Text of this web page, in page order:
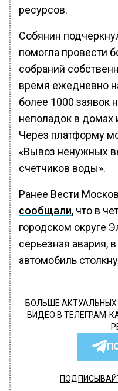
ресурсов.
Собянин
помогла провести
собраний
время ежедневно
более 1000 заявок
неполадок в домах
Через платформу
«Вывоз ненужных
счетчиков воды».
Ранее Вести
сообщали, что в
городском округе
серьезная авария,
автомобиль
БОЛЬШЕ
ВИДЕО В ТЕЛЕГРАМ-